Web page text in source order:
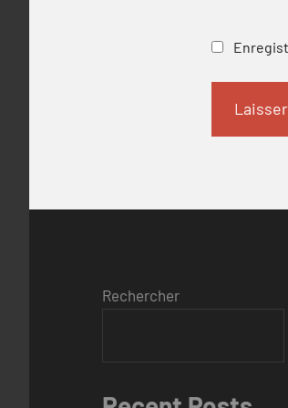
Rechercher